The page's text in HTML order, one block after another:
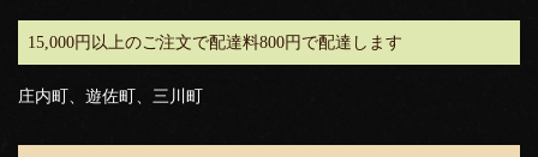
15,000円以上のご注文で配達料800円で配達します
庄内町、遊佐町、三川町